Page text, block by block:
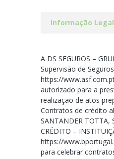
Informação Legal
A DS SEGUROS –
Supervisão de
https://
autorizado para a
realização de atos
Contratos de crédito
SANTANDER TOTTA,
CRÉDITO –
https://
para celebrar